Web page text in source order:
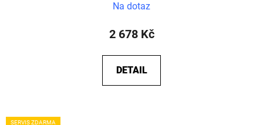
Na dotaz
2 678 Kč
DETAIL
SERVIS ZDARMA